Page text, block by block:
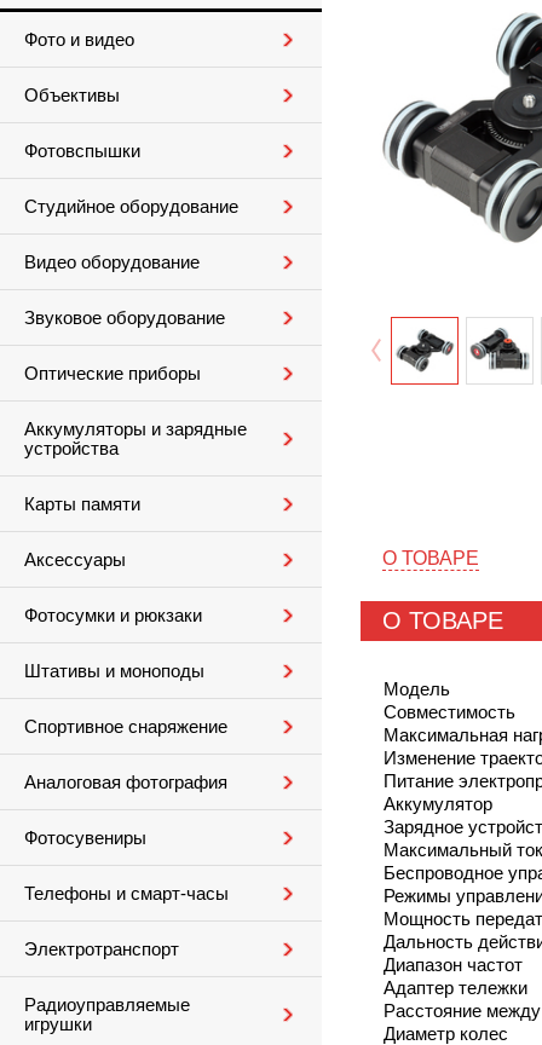
Фото и видео
Объективы
Фотовспышки
Студийное оборудование
Видео оборудование
Звуковое оборудование
Оптические приборы
Аккумуляторы и зарядные
устройства
Карты памяти
Аксессуары
Фотосумки и рюкзаки
Штативы и моноподы
Спортивное снаряжение
Аналоговая фотография
Фотосувениры
Телефоны и смарт-часы
Электротранспорт
Радиоуправляемые
игрушки
О ТОВАРЕ
О ТОВАРЕ
Модель
Совместимость
Максимальная
Изменение
Питание
Аккумулятор
Зарядное
Максимальный
Беспроводное
Режимы
Мощность
Дальность
Диапазон частот
Адаптер тележки
Расстояние
Диаметр колес